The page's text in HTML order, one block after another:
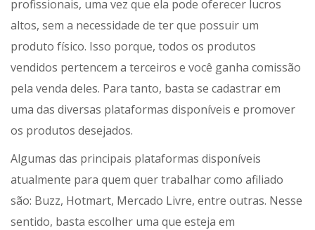
profissionais, uma vez que ela pode oferecer lucros
altos, sem a necessidade de ter que possuir um
produto físico. Isso porque, todos os produtos
vendidos pertencem a terceiros e você ganha comissão
pela venda deles. Para tanto, basta se cadastrar em
uma das diversas plataformas disponíveis e promover
os produtos desejados.
Algumas das principais plataformas disponíveis
atualmente para quem quer trabalhar como afiliado
são: Buzz, Hotmart, Mercado Livre, entre outras. Nesse
sentido, basta escolher uma que esteja em